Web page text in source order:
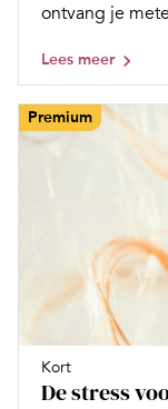
ontvang je
Lees meer
Premium
Kort
De stress